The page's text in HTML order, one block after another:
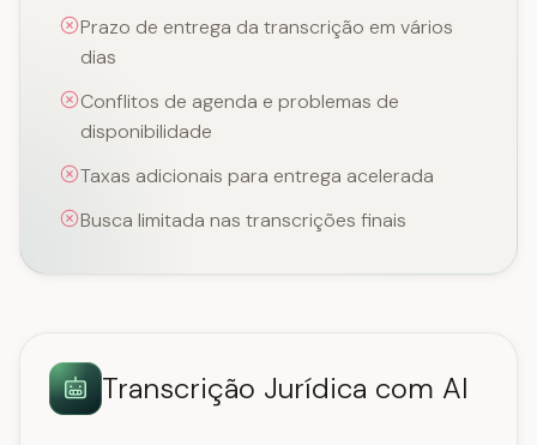
Prazo de entrega da transcrição em vários
dias
Conflitos de agenda e problemas de
disponibilidade
Taxas adicionais para entrega acelerada
Busca limitada nas transcrições finais
Transcrição Jurídica com AI